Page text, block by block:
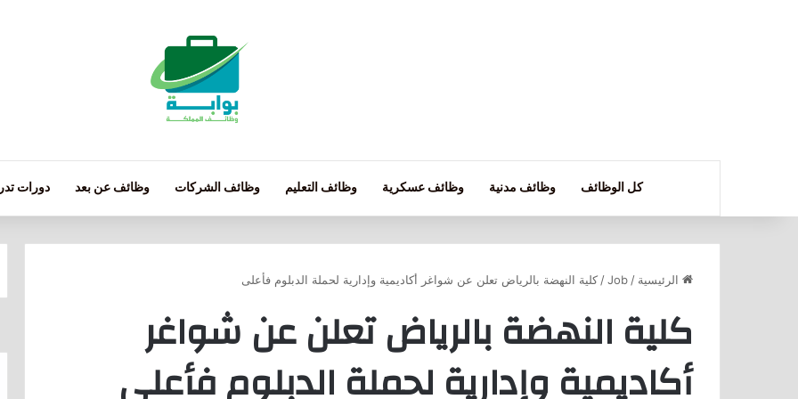
كل الوظائف وظائف مدنية وظائف عسكرية وظائف التعليم وظائف الشركات وظائف عن بعد دورات
الرئيسية /
Job
/ كلية النهضة بالرياض تعلن عن شواغر أكاديمية وإدارية لحملة الدبلوم فأعلى
كلية النهضة بالرياض تعلن عن شواغر
أكاديمية وإدارية لحملة الدبلوم فأعلى